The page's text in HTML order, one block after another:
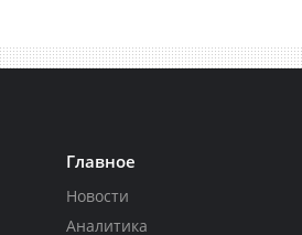
Главное
Новости
Аналитика